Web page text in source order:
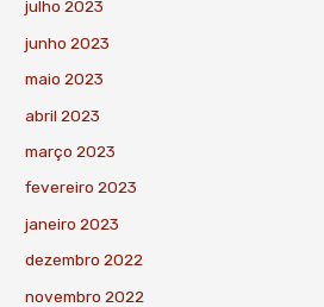
julho 2023
junho 2023
maio 2023
abril 2023
março 2023
fevereiro 2023
janeiro 2023
dezembro 2022
novembro 2022